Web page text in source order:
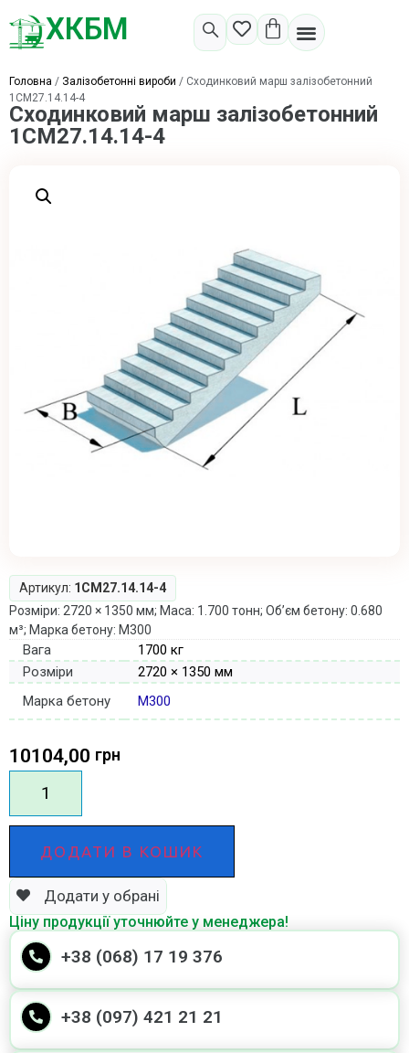
ХКБМ
Головна / Залізобетонні вироби / Сходинковий марш залізобетонний
1СМ27.14.14-4
Сходинковий марш залізобетонний
1СМ27.14.14-4
Артикул: 1СМ27.14.14-4
Розміри: 2720 × 1350 мм; Маса: 1.700 тонн; Об’єм бетону: 0.680
м³; Марка бетону: М300
Вага
1700 кг
Розміри
2720 × 1350 мм
Марка бетону
М300
10104,00 грн
ДОДАТИ В КОШИК
Додати у обрані
Ціну продукції уточнюйте у менеджера!
+38 (068) 17 19 376
+38 (097) 421 21 21